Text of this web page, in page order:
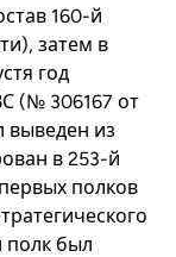
160-й
затем в
год
(№ 306167 от
выведен из
в 253-й
полков
полк был